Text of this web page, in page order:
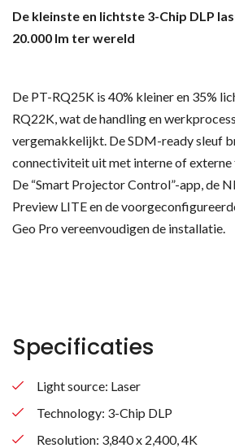
De kleinste en lichtste 3-Chip DLP
20.000 lm ter wereld
De PT-RQ25K is 40% kleiner en 35%
RQ22K, wat de handling en
vergemakkelijkt. De SDM-ready sleuf
connectiviteit uit met interne of externe
De “Smart Projector Control”-app, de
Preview LITE en de
Geo Pro vereenvoudigen de installatie.
Specificaties
Light source: Laser
Technology: 3-Chip DLP
Resolution: 3,840 x 2,400, 4K